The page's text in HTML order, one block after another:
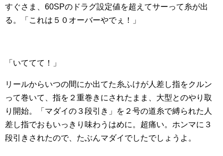
すぐさま、60SPのドラグ設定値を超えてサーって糸が出
る。「これは５０オーバーやでぇ！」
「いててて！」
リールからいつの間にか出てた糸ふけが人差し指をクルン
って巻いて、指を２重巻きにされたまま、大型とのやり取
り開始。「マダイの３段引き」を２号の道糸で縛られた人
差し指でおもいっきり味わうはめに。超痛い。ホンマに３
段引きされたので、たぶんマダイでしたでしょうよ。